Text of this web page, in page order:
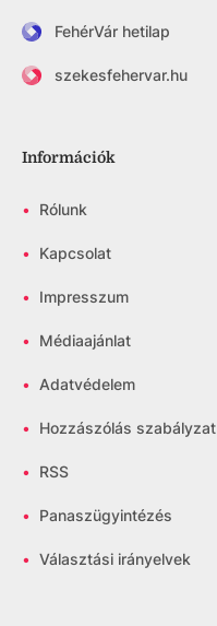
FehérVár hetilap
szekesfehervar.hu
Információk
• Rólunk
• Kapcsolat
• Impresszum
• Médiaajánlat
• Adatvédelem
• Hozzászólás szabályzat
• RSS
• Panaszügyintézés
• Választási irányelvek